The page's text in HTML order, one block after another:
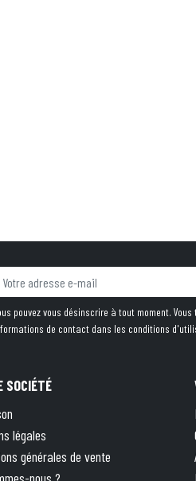
pouvez vous désinscrire à tout moment.
de contact dans les conditions
SOCIÉTÉ
légales
générales de vente